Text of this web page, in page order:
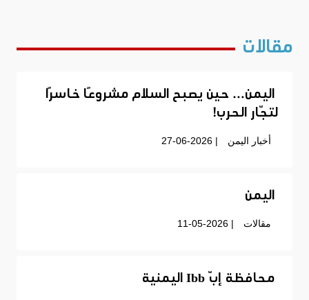
مقالات
اليمن… حين يصبح السلام مشروعًا خاسرًا
لتجّار الحرب!
أخبار اليمن | 27-06-2026
اليمن
مقالات | 11-05-2026
محافظة إبّ Ibb اليمنية